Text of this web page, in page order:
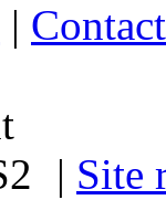
|
| Site